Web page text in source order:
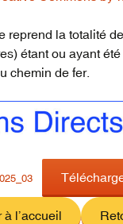
reprend la totalité
étant ou ayant
chemin de fer.
à l’accueil